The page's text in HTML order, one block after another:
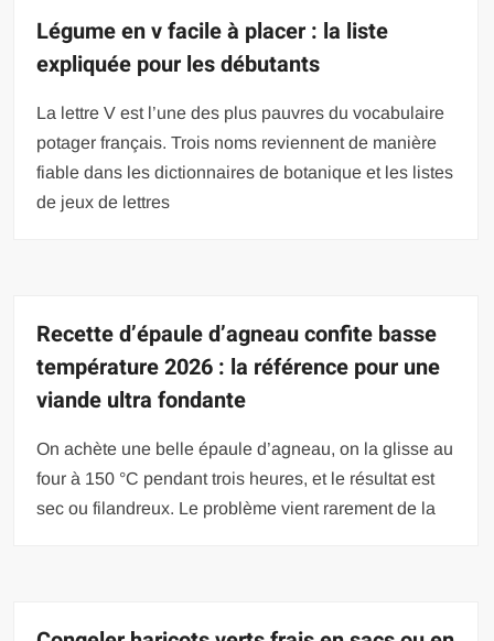
Légume en v facile à placer : la liste
expliquée pour les débutants
La lettre V est l’une des plus pauvres du vocabulaire
potager français. Trois noms reviennent de manière
fiable dans les dictionnaires de botanique et les listes
de jeux de lettres
Recette d’épaule d’agneau confite basse
température 2026 : la référence pour une
viande ultra fondante
On achète une belle épaule d’agneau, on la glisse au
four à 150 °C pendant trois heures, et le résultat est
sec ou filandreux. Le problème vient rarement de la